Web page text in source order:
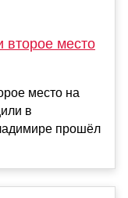
второе место
место на
в
прошёл